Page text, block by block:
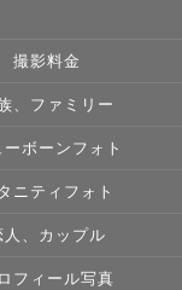
撮影料金
、ファミリー
ーボーンフォト
ニティフォト
人、カップル
フィール写真